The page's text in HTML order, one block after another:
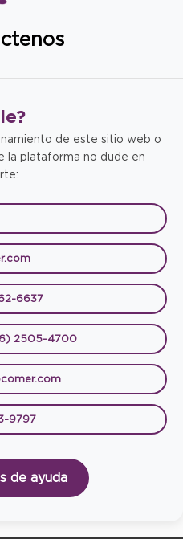
de este sitio web o
la plataforma no dude en
6637
2505-4700
9797
de ayuda